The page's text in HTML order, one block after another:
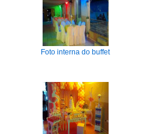
Foto interna do buffet